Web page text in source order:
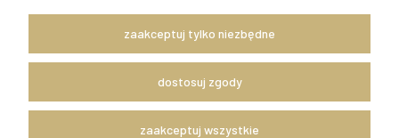
pokaż pełną wersję strony
Szybka i sprawna wysyłka w ciągu 24h.
Witaj, nasz sklep internetowy wykorzystuje pliki cookies.
zaakceptuj tylko niezbędne
dostosuj zgody
zaakceptuj wszystkie